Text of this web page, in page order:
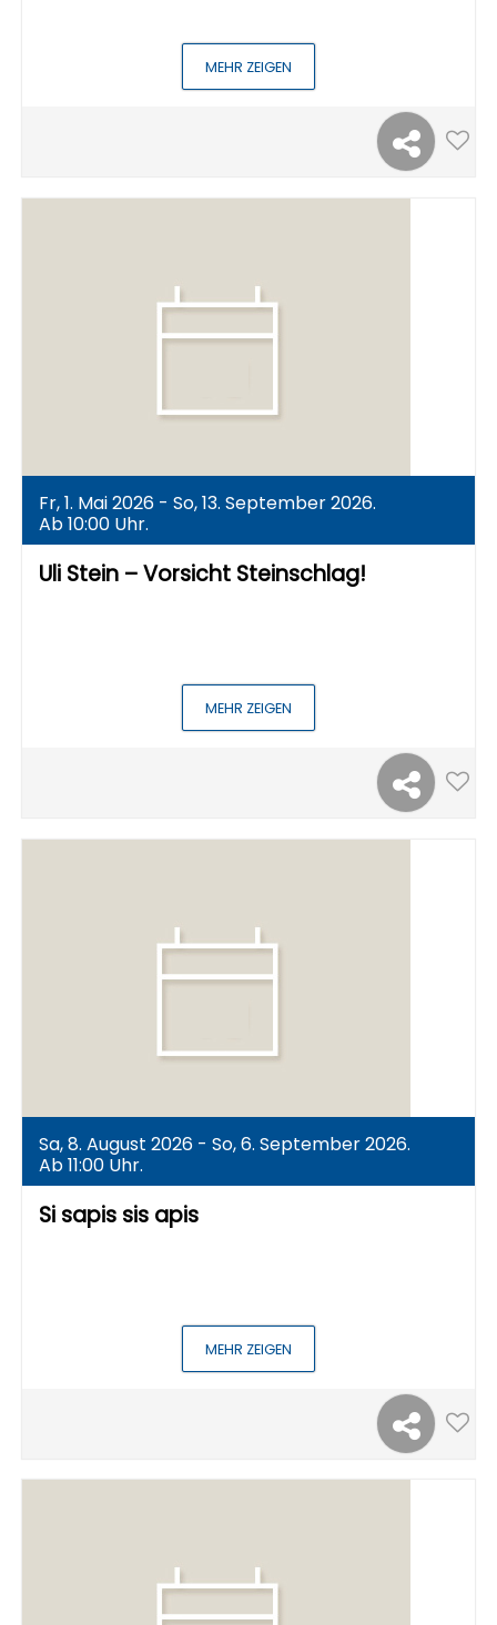
MEHR ZEIGEN
Fr, 1. Mai 2026 - So, 13. September 2026.
Ab 10:00 Uhr.
Uli Stein – Vorsicht Steinschlag!
MEHR ZEIGEN
Sa, 8. August 2026 - So, 6. September 2026.
Ab 11:00 Uhr.
Si sapis sis apis
MEHR ZEIGEN